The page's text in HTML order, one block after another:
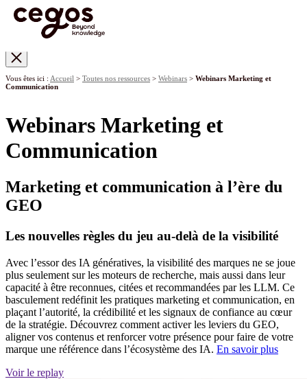
Vous êtes ici : Accueil > Toutes nos ressources > Webinars > Webinars Marketing et
Communication
Webinars Marketing et
Communication
Marketing et communication à l’ère du
GEO
Les nouvelles règles du jeu au-delà de la visibilité
Avec l’essor des IA génératives, la visibilité des marques ne se joue
plus seulement sur les moteurs de recherche, mais aussi dans leur
capacité à être reconnues, citées et recommandées par les LLM. Ce
basculement redéfinit les pratiques marketing et communication, en
plaçant l’autorité, la crédibilité et les signaux de confiance au cœur
de la stratégie. Découvrez comment activer les leviers du GEO,
aligner vos contenus et renforcer votre présence pour faire de votre
marque une référence dans l’écosystème des IA. En savoir plus
Voir le replay